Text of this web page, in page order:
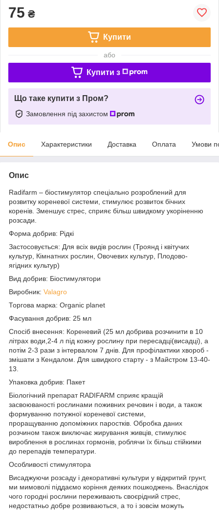
75 ₴
Купити
або
Купити з
Що таке купити з Пром?
Замовлення під захистом
Опис Характеристики Доставка Оплата Умови
Опис
Radifarm – біостимулятор спеціально розроблений для
розвитку кореневої системи, стимулює розвиток бічних
коренів. Зменшує стрес, сприяє більш швидкому укоріненню
розсади.
Форма добрив: Рідкі
Застосовується: Для всіх видів рослин (Троянд і квітучих
культур, Кімнатних рослин, Овочевих культур, Плодово-
ягідних культур)
Вид добрив: Біостимулятори
Виробник: Valagro
Торгова марка: Organic planet
Фасування добрив: 25 мл
Спосіб внесення: Кореневий (25 мл добрива розчинити в 10
літрах води,2-4 л під кожну рослину при пересадці(висадці), а
потім 2-3 рази з інтервалом 7 днів. Для профілактики хвороб -
змішати з Кендалом. Для швидкого старту - з Майстром 13-40-
13.
Упаковка добрив: Пакет
Біологічний препарат RADIFARM сприяє кращій
засвоюваності рослинами поживних речовин і води, а також
формуванню потужної кореневої системи,
проращуванню допоміжних паростків. Обробка даних
розчином також виключає жирування живців, стимулює
вироблення в рослинах гормонів, роблячи їх більш стійкими
до перепадів температури.
Особливості стимулятора
Висаджуючи розсаду і декоративні культури у відкритий грунт,
ми мимоволі піддаємо коріння деяких пошкоджень. Внаслідок
чого городні рослини переживають своєрідний стрес,
недостатньо добре розвиваються, а то і зовсім можуть